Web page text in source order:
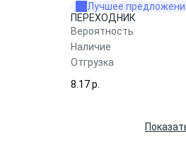
Лучшее
ПЕРЕХОДНИК
Вероятность
Наличие
Отгрузка
8.17 p.